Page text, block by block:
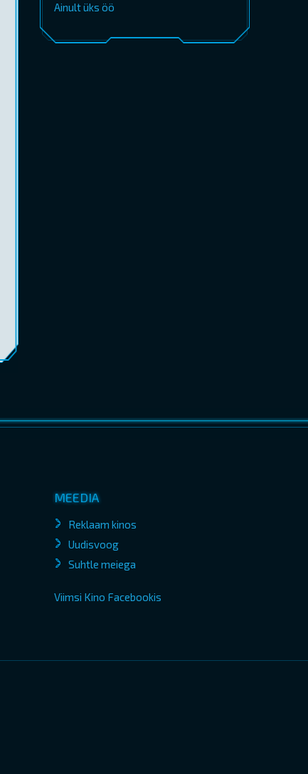
Ainult üks öö
MEEDIA
Reklaam kinos
Uudisvoog
Suhtle meiega
Viimsi Kino Facebookis